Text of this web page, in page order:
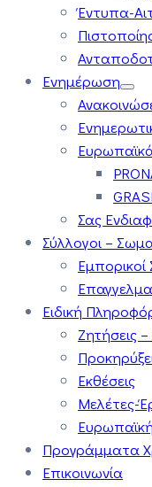
Έντυπα-
Ενημέρωση
Σας
Σύλλογοι –
Εμπορικοί
Ειδική
Ζητήσεις
Εκθέσεις
Μελέτες-
Προγράμματα
Επικοινωνία